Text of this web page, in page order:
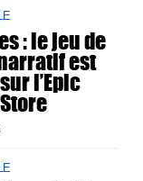
: le jeu de
est
l’Epic